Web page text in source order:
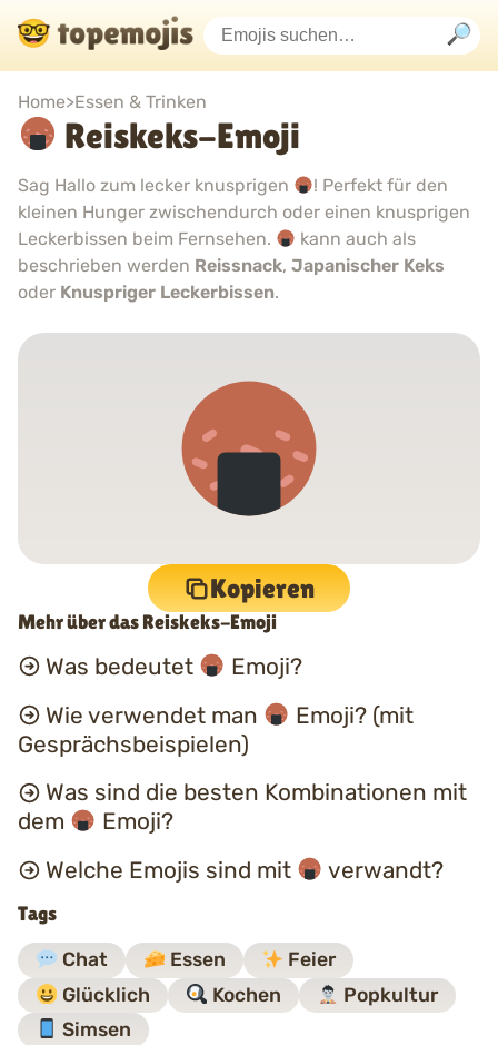
Home>Essen & Trinken
Reiskeks-Emoji
Sag Hallo zum lecker knusprigen
! Perfekt für den
kleinen Hunger zwischendurch oder einen knusprigen
Leckerbissen beim Fernsehen.
kann auch als
beschrieben werden Reissnack, Japanischer Keks
oder Knuspriger Leckerbissen.
Kopieren
Mehr über das Reiskeks-Emoji
Was bedeutet
Emoji?
Wie verwendet man
Emoji? (mit
Gesprächsbeispielen)
Was sind die besten Kombinationen mit
dem
Emoji?
Welche Emojis sind mit
verwandt?
Tags
Chat Essen
Feier
Glücklich
Kochen
Popkultur
Simsen